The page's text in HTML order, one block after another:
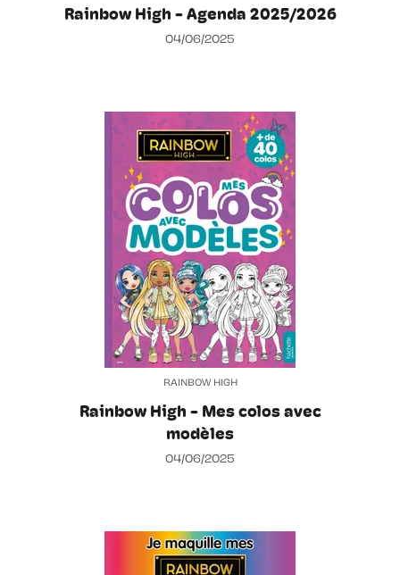
Rainbow High - Agenda 2025/2026
04/06/2025
RAINBOW HIGH
Rainbow High - Mes colos avec
modèles
04/06/2025